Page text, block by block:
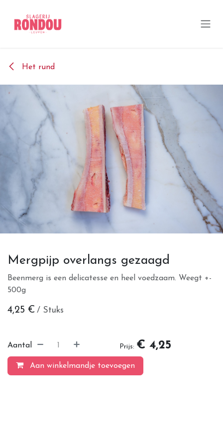
Het rund
Mergpijp overlangs gezaagd
Beenmerg is een delicatesse en heel voedzaam. Weegt +-
500g
4,25 € / Stuks
Aan winkelmandje toevoegen
Aantal Prijs: € 4,25